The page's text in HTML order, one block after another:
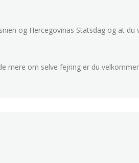
og Hercegovinas Statsdag og at du
mere om selve fejring er du